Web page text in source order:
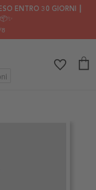
ENTRO 30 GIORNI ┃